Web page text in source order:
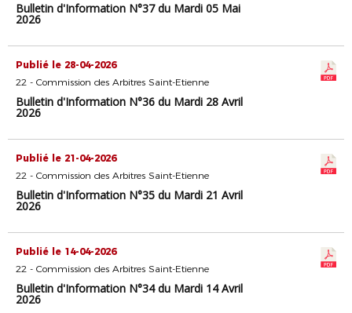
Bulletin d'Information N°37 du Mardi 05 Mai
2026
Publié le 28-04-2026
22 - Commission des Arbitres Saint-Etienne
Bulletin d'Information N°36 du Mardi 28 Avril
2026
Publié le 21-04-2026
22 - Commission des Arbitres Saint-Etienne
Bulletin d'Information N°35 du Mardi 21 Avril
2026
Publié le 14-04-2026
22 - Commission des Arbitres Saint-Etienne
Bulletin d'Information N°34 du Mardi 14 Avril
2026